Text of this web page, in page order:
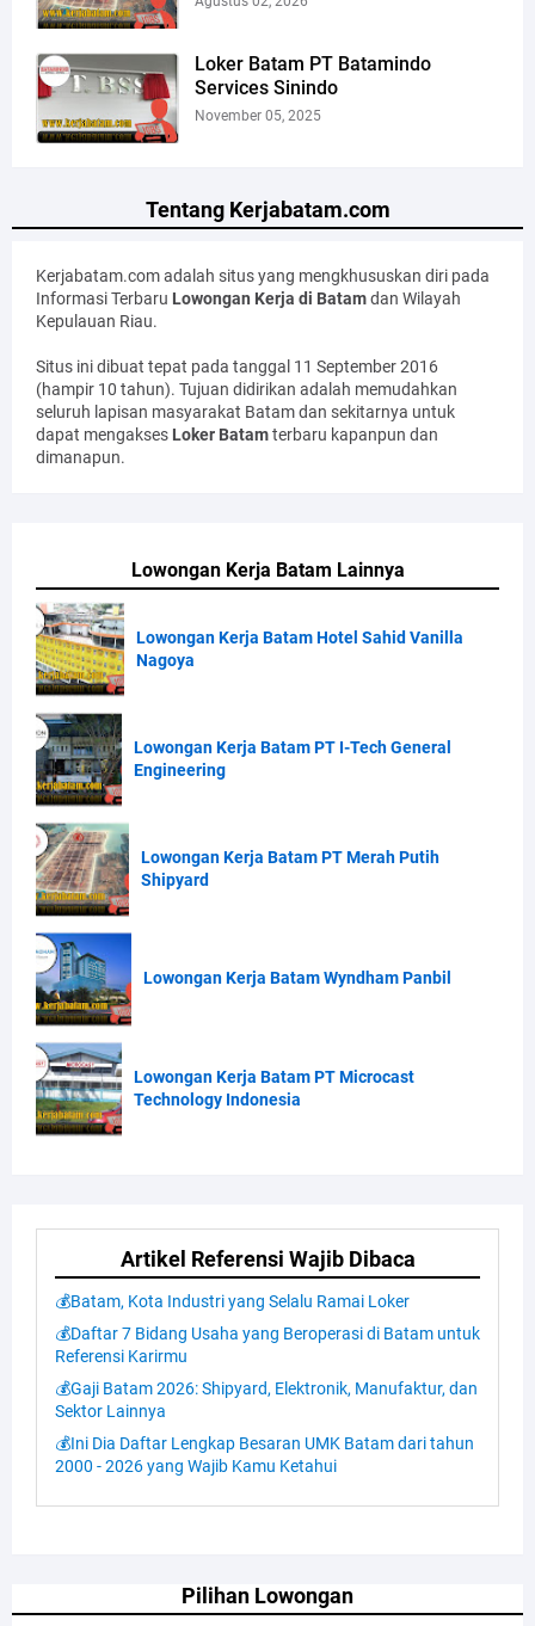
Loker Batam PT Batamindo
Services Sinindo
November 05, 2025
Tentang Kerjabatam.com
Kerjabatam.com adalah situs yang mengkhususkan diri pada
Informasi Terbaru Lowongan Kerja di Batamdan Wilayah
Kepulauan Riau.
Situs ini dibuat tepat pada tanggal 11 September 2016
(hampir 10 tahun). Tujuan didirikan adalah memudahkan
seluruh lapisan masyarakat Batam dan sekitarnya untuk
dapat mengakses Loker Batamterbaru kapanpun dan
dimanapun.
Lowongan Kerja Batam Lainnya
Lowongan Kerja Batam Hotel Sahid Vanilla
Nagoya
Lowongan Kerja Batam PT I-Tech General
Engineering
Lowongan Kerja Batam PT Merah Putih
Shipyard
Lowongan Kerja Batam Wyndham Panbil
Lowongan Kerja Batam PT Microcast
Technology Indonesia
Artikel Referensi Wajib Dibaca
💰Batam, Kota Industri yang Selalu Ramai Loker
💰Daftar 7 Bidang Usaha yang Beroperasi di Batam untuk
Referensi Karirmu
💰Gaji Batam 2026: Shipyard, Elektronik, Manufaktur, dan
Sektor Lainnya
💰Ini Dia Daftar Lengkap Besaran UMK Batam dari tahun
2000 - 2026 yang Wajib Kamu Ketahui
Pilihan Lowongan